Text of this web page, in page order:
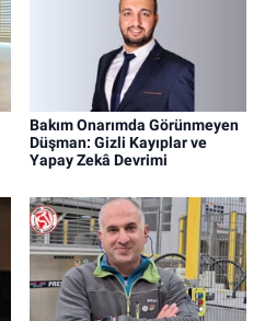
Bakım Onarımda Görünmeyen
Düşman: Gizli Kayıplar ve
Yapay Zekâ Devrimi